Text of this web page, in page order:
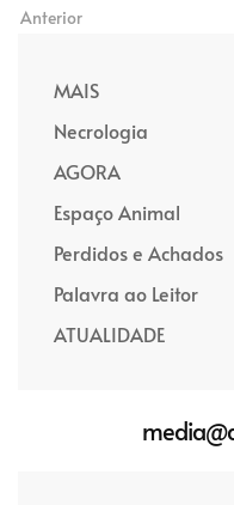
Anterior
MAIS
Necrologia
AGORA
Espaço Animal
Perdidos e Achados
Palavra ao Leitor
ATUALIDADE